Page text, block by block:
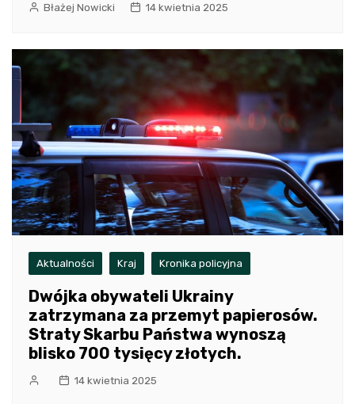
Błażej Nowicki 14 kwietnia 2025
Aktualności Kraj Kronika policyjna
Dwójka obywateli Ukrainy
zatrzymana za przemyt papierosów.
Straty Skarbu Państwa wynoszą
blisko 700 tysięcy złotych.
14 kwietnia 2025